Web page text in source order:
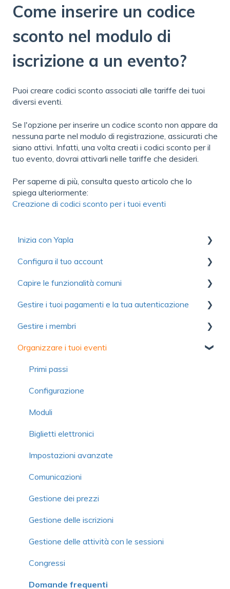
Come inserire un codice
sconto nel modulo di
iscrizione a un evento?
Puoi creare codici sconto associati alle tariffe dei tuoi
diversi eventi.
Se l'opzione per inserire un codice sconto non appare da
nessuna parte nel modulo di registrazione, assicurati che
siano attivi. Infatti, una volta creati i codici sconto per il
tuo evento, dovrai attivarli nelle tariffe che desideri.
Per saperne di più, consulta questo articolo che lo
spiega ulteriormente:
Creazione di codici sconto per i tuoi eventi
Inizia con Yapla
Raccolta di risorse utili per scoprire Yapla
Per iniziare
Ottimizzare l'utilizzo di Yapla
Informazioni su Yapla
Configura il tuo account
Primi passi
Account
Fatturazione
Licenze e utenti
Domande frequenti
Capire le funzionalità comuni
Comunicazioni
Moduli
Immagini e media
Domande frequenti
Gestire i tuoi pagamenti e la tua autenticazione
Autenticazione
Pagamento
Contributo volontario e commissione
Domande frequenti
Gestire i membri
Primi passi
Importare i membri
Campagne di adesione semplificate
Gestione dei membri
Scheda del membro
Modulo
Comunicazioni
Gestione delle organizzazioni o famiglie
Gestione delle adesioni
Prezzi
Organizzazione o famiglia
Funzioni avanzate
Organizzare i tuoi eventi
Primi passi
Configurazione
Moduli
Biglietti elettronici
Impostazioni avanzate
Comunicazioni
Gestione dei prezzi
Gestione delle iscrizioni
Gestione delle attività con le sessioni
Congressi
Domande frequenti